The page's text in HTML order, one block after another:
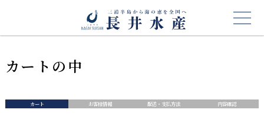
カートの中
カート お客様情報 配送・支払方法 内容確認